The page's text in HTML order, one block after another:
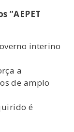
“AEPET
interino
a
de amplo
é